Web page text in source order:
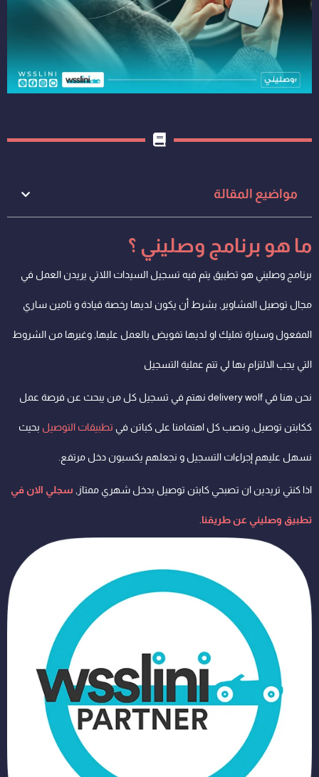
مواضيع المقالة
ما هو برنامج وصليني ؟
برنامج وصليني هو تطبيق يتم فيه تسجيل السيدات اللاتي يريدن العمل في
مجال توصيل المشاوير, بشرط أن يكون لديها رخصة قيادة و تامين ساري
المفعول وسيارة تمليك او لديها تفويض بالعمل عليها, وغيرها من الشروط
التي يجب الالتزام بها لي تتم عملية التسجيل
نحن هنا في delivery wolf نهتم في تسجيل كل من يبحث عن فرصة عمل
ككابتن توصيل, ونصب كل اهتمامنا على كباتن في تطبيقات التوصيل بحيث
نسهل عليهم إجراءات التسجيل و نجعلهم يكسبون دخل مرتفع.
اذا كنتي تريدين ان تصبحي كابتن توصيل بدخل شهري ممتاز, سجلي الان في
تطبيق وصليني عن طريقنا.